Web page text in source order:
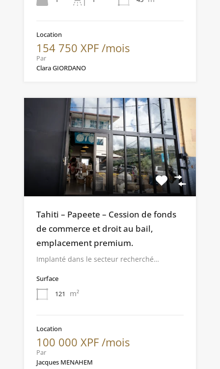
Location
154 750 XPF /mois
Par
Clara GIORDANO
Tahiti – Papeete – Cession de fonds
de commerce et droit au bail,
emplacement premium.
Implanté dans le secteur recherché…
Surface
121
m²
Location
100 000 XPF /mois
Par
Jacques MENAHEM